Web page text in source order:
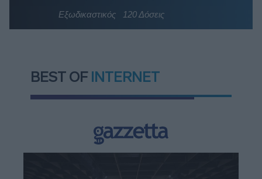
Εξωδικαστικός
120 Δόσεις
BEST OF INTERNET